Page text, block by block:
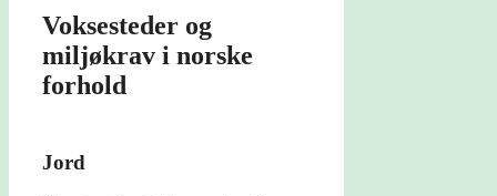
Voksesteder og
miljøkrav i norske
forhold
Jord